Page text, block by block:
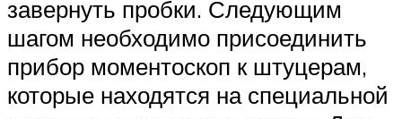
завернуть пробки. Следующим
шагом необходимо присоединить
прибор моментоскоп к штуцерам,
которые находятся на специальной